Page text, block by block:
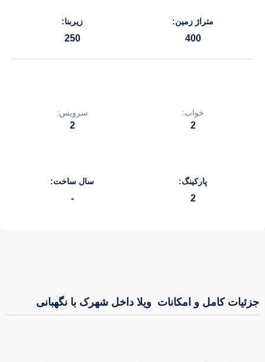
متراژ زمین:
400
زیربنا:
250
خواب:
2
سرویس:
2
پارکینگ:
2
سال ساخت:
-
جزئیات کامل و امکانات ویلا داخل شهرک با نگهبانی